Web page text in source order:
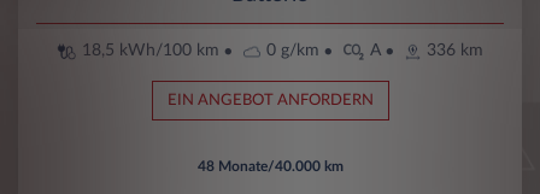
18,5 kWh/100 km 0 g/km A 336 km
EIN ANGEBOT ANFORDERN
48 Monate/40.000 km